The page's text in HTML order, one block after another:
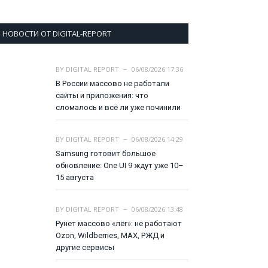
НОВОСТИ ОТ DIGITAL-REPORT
BY DIGITAL REPORT
06/08/2026 17:36
В России массово не работали
сайты и приложения: что
сломалось и всё ли уже починили
BY DIGITAL REPORT
06/08/2026 14:29
Samsung готовит большое
обновление: One UI 9 ждут уже 10–
15 августа
BY DIGITAL REPORT
06/08/2026 13:48
Рунет массово «лёг»: не работают
Ozon, Wildberries, MAX, РЖД и
другие сервисы